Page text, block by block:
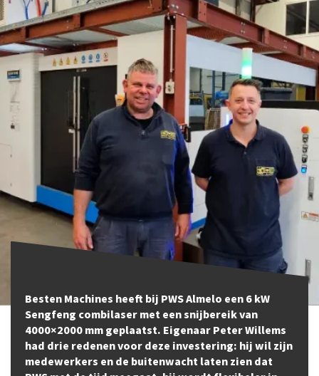
Besten Machines heeft bij PWS Almelo een 6 kW
Sengfeng combilaser met een snijbereik van
4000×2000 mm geplaatst. Eigenaar Peter Willems
had drie redenen voor deze investering: hij wil zijn
medewerkers en de buitenwacht laten zien dat